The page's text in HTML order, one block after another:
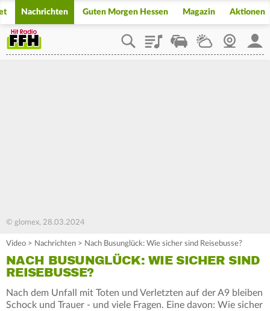
Nachrichten Guten Morgen Hessen Magazin Aktionen
PlaylistStaupilotWetterWebcam
© glomex, 28.03.2024
Video > Nachrichten > Nach Busunglück: Wie sicher sind Reisebusse?
NACH BUSUNGLÜCK: WIE SICHER SIND
REISEBUSSE?
Nach dem Unfall mit Toten und Verletzten auf der A9 bleiben
Schock und Trauer - und viele Fragen. Eine davon: Wie sicher